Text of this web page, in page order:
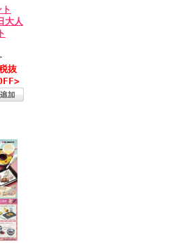
大人
抜